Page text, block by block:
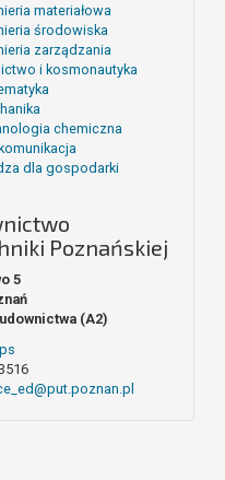
materiałowa
środowiska
zarządzania
i kosmonautyka
chemiczna
dla gospodarki
Poznańskiej
5
(A2)